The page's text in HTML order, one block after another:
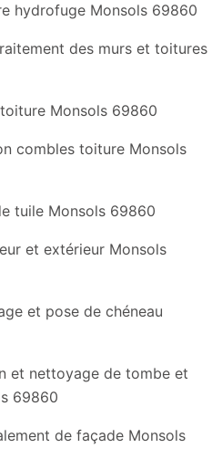
hydrofuge Monsols 69860
des murs et toitures
Monsols 69860
combles toiture Monsols
tuile Monsols 69860
et extérieur Monsols
et pose de chéneau
et nettoyage de tombe et
69860
de façade Monsols